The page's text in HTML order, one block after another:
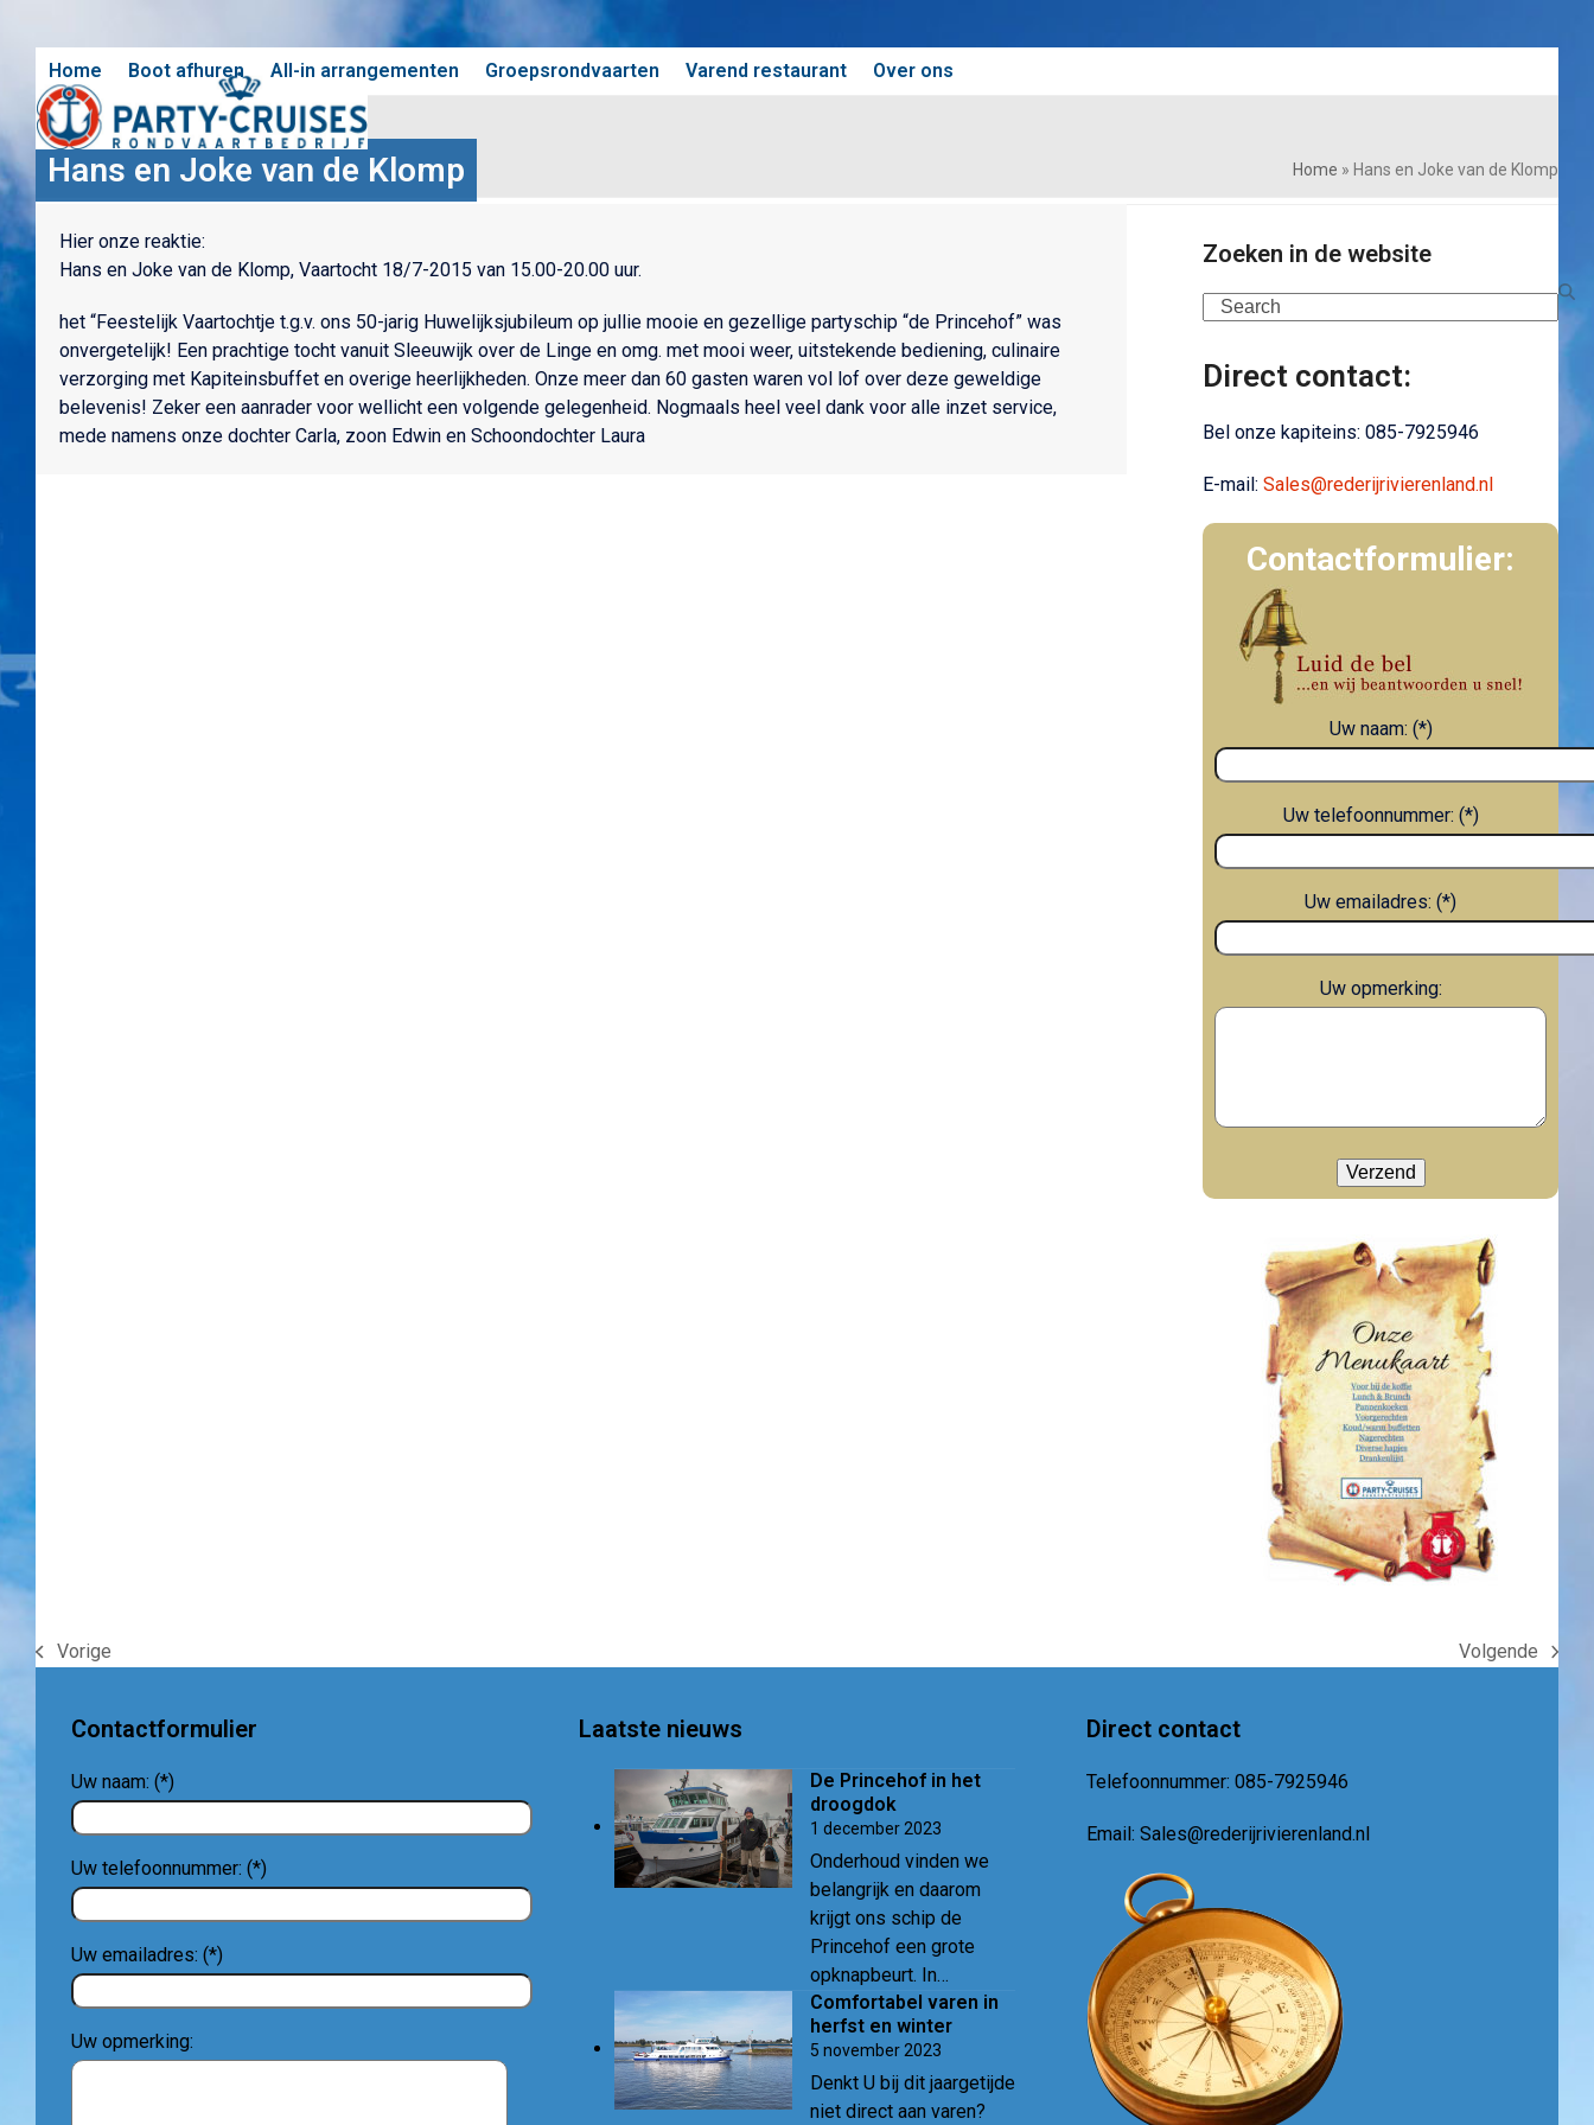
contentHome Boot afhuren All-in arrangementen Groepsrondvaarten Varend restaurant Over ons
Hans en Joke van de Klomp Home » Hans en Joke van de Klomp
Hier onze reaktie:
Hans en Joke van de Klomp, Vaartocht 18/7-2015 van 15.00-20.00 uur.
het “Feestelijk Vaartochtje t.g.v. ons 50-jarig Huwelijksjubileum op jullie mooie en gezellige partyschip “de Princehof” was
onvergetelijk! Een prachtige tocht vanuit Sleeuwijk over de Linge en omg. met mooi weer, uitstekende bediening, culinaire
verzorging met Kapiteinsbuffet en overige heerlijkheden. Onze meer dan 60 gasten waren vol lof over deze geweldige
belevenis! Zeker een aanrader voor wellicht een volgende gelegenheid. Nogmaals heel veel dank voor alle inzet service,
mede namens onze dochter Carla, zoon Edwin en Schoondochter Laura
Zoeken in de website
Search
Direct contact:
Bel onze kapiteins: 085-7925946
E-mail: Sales@rederijrivierenland.nl
Contactformulier:
Uw naam: (*)
Uw telefoonnummer: (*)
Uw emailadres: (*)
Uw opmerking:
previous
Vorige
next
Volgende
Contactformulier
Uw naam: (*)
Uw telefoonnummer: (*)
Uw emailadres: (*)
Uw opmerking:
Laatste nieuws
De Princehof in het
droogdok
1 december 2023
Onderhoud vinden we
belangrijk en daarom
krijgt ons schip de
Princehof een grote
opknapbeurt. In…
Comfortabel varen in
herfst en winter
5 november 2023
Denkt U bij dit jaargetijde
niet direct aan varen?
Direct contact
Telefoonnummer: 085-7925946
Email: Sales@rederijrivierenland.nl